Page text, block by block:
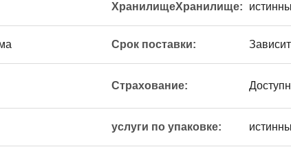
ХранилищеХранилище:
Срок поставки:
Страхование:
услуги по упаковке: